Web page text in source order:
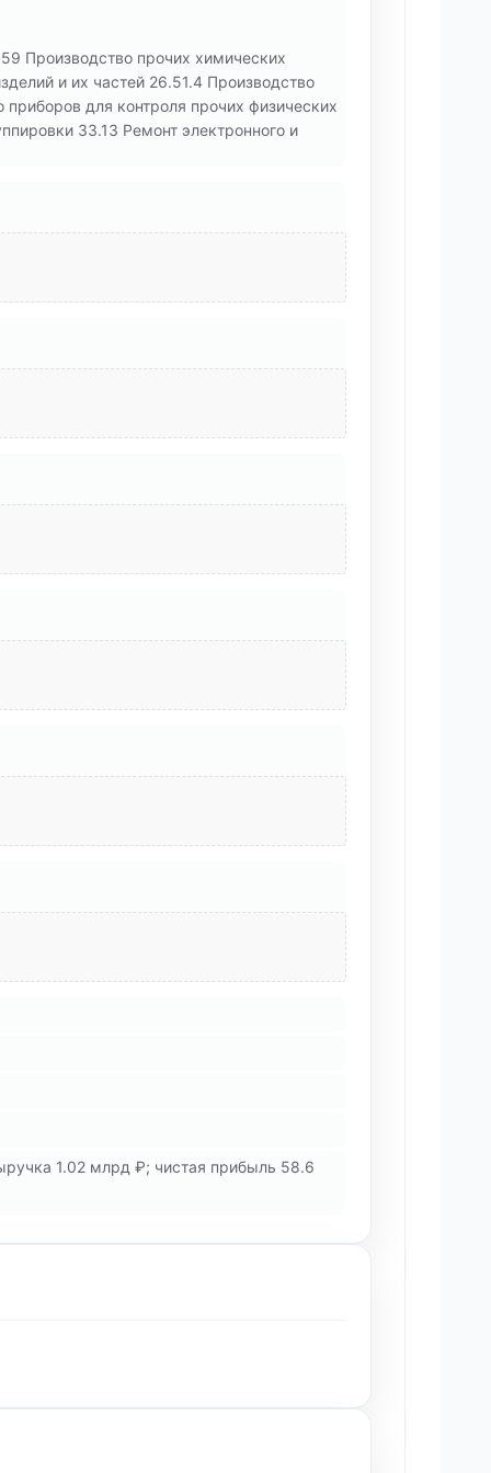
Производство прочих химических
и их частей 26.51.4 Производство
для контроля прочих физических
33.13 Ремонт электронного и
1.02 млрд ₽; чистая прибыль 58.6